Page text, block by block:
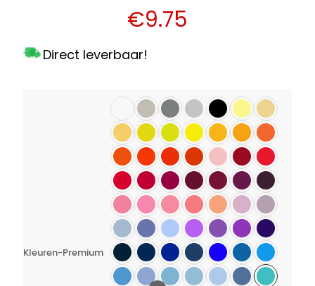
€9.75
Direct leverbaar!
Kleuren-Premium